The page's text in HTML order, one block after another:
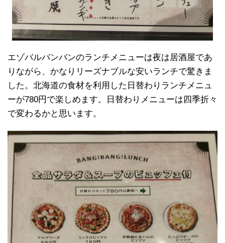
エゾバルバンバンのランチメニューは夜は居酒屋であ
りながら、かなりリーズナブルな安いランチで驚きま
した。北海道の食材を利用した日替わりランチメニュ
ーが780円で楽しめます。日替わりメニューは四季折々
で変わるかと思います。